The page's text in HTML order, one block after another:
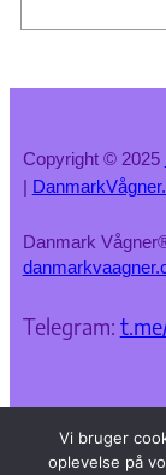
Copyright © 2025
|
Danmark
Telegram:
Vi bruger
oplevelse på